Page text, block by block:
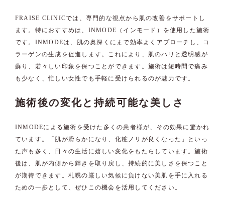
FRAISE CLINICでは、専門的な視点から肌の改善をサポートし
ます。特におすすめは、INMODE（インモード）を使用した施術
です。INMODEは、肌の奥深くにまで効率よくアプローチし、コ
ラーゲンの生成を促進します。これにより、肌のハリと透明感が
蘇り、若々しい印象を保つことができます。施術は短時間で痛み
も少なく、忙しい女性でも手軽に受けられるのが魅力です。
施術後の変化と持続可能な美しさ
INMODEによる施術を受けた多くの患者様が、その効果に驚かれ
ています。「肌が滑らかになり、化粧ノリが良くなった」といっ
た声も多く、日々の生活に嬉しい変化をもたらしています。施術
後は、肌が内側から輝きを取り戻し、持続的に美しさを保つこと
が期待できます。札幌の厳しい気候に負けない美肌を手に入れる
ための一歩として、ぜひこの機会を活用してください。